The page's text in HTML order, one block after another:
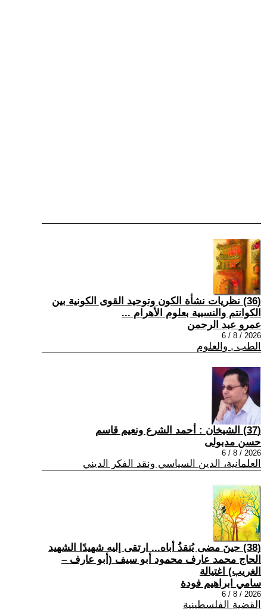
(36) نظريات نشأة الكون وتوحيد القوى الكونية بين
الكوانتم والنسبية بعلوم الأهرام ...
عمرو عبد الرحمن
2026 / 8 / 6
الطب , والعلوم
(37) الشيخان : أحمد الشرع ونعيم قاسم
حسن مدبولى
2026 / 8 / 6
العلمانية، الدين السياسي ونقد الفكر الديني
(38) حينَ مضى يُنقذُ أباه... ارتقى إليه شهيدًا الشهيد
الحاج محمد عارف محمود أبو سيف (أبو عارف –
الغريب) اغتيالة
سامي ابراهيم فودة
2026 / 8 / 6
القضية الفلسطينية